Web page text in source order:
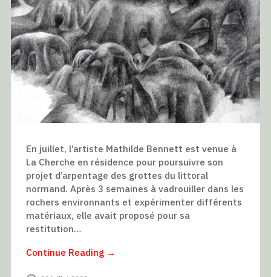
En juillet, l’artiste Mathilde Bennett est venue à
La Cherche en résidence pour poursuivre son
projet d’arpentage des grottes du littoral
normand. Après 3 semaines à vadrouiller dans les
rochers environnants et expérimenter différents
matériaux, elle avait proposé pour sa
restitution…
Continue Reading →